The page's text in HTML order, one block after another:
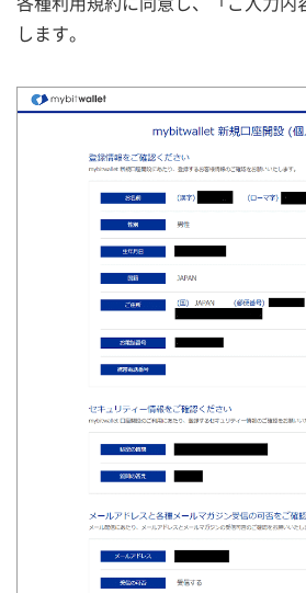
します。